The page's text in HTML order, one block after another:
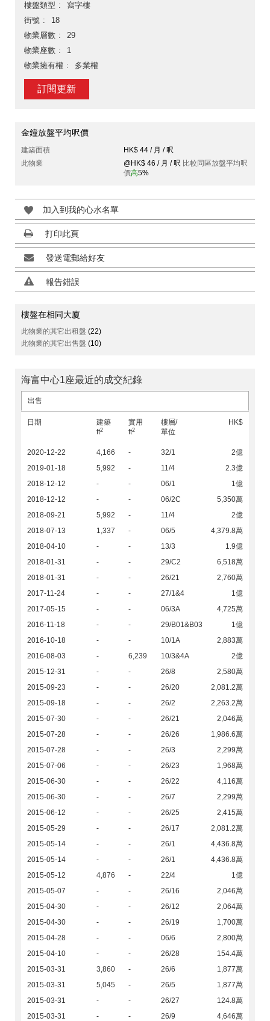
樓盤類型
寫字樓
街號
18
物業層數
29
物業座數
1
物業擁有權
多業權
訂閱更新
金鐘放盤平均呎價
建築面積
HK$ 44 / 月 / 呎
此物業
@HK$ 46 / 月 / 呎 比較同區放盤平均呎
價高5%
加入到我的心水名單
打印此頁
發送電郵給好友
報告錯誤
樓盤在相同大廈
此物業的其它出租盤 (22)
此物業的其它出售盤 (10)
海富中心1座最近的成交紀錄
出售
日期
建築
ft2
實用
ft2
樓層/
單位
HK$
2020-12-22 4,166 - 32/1
2億
2019-01-18
5,992 - 11/4
2.3億
2018-12-12
- - 06/1
1億
2018-12-12
- - 06/2C
5,350萬
2018-09-21
5,992 - 11/4
2億
2018-07-13
1,337 - 06/5
4,379.8萬
2018-04-10
- - 13/3
1.9億
2018-01-31
- - 29/C2
6,518萬
2018-01-31
- - 26/21
2,760萬
2017-11-24
- - 27/1&4
1億
2017-05-15
- - 06/3A
4,725萬
2016-11-18
- - 29/B01&B03
1億
2016-10-18
- - 10/1A
2,883萬
2016-08-03
- 6,239 10/3&4A
2億
2015-12-31
- - 26/8
2,580萬
2015-09-23
- - 26/20
2,081.2萬
2015-09-18
- - 26/2
2,263.2萬
2015-07-30
- - 26/21
2,046萬
2015-07-28
- - 26/26
1,986.6萬
2015-07-28
- - 26/3
2,299萬
2015-07-06
- - 26/23
1,968萬
2015-06-30
- - 26/22
4,116萬
2015-06-30
- - 26/7
2,299萬
2015-06-12
- - 26/25
2,415萬
2015-05-29
- - 26/17
2,081.2萬
2015-05-14
- - 26/1
4,436.8萬
2015-05-14
- - 26/1
4,436.8萬
2015-05-12
4,876 - 22/4
1億
2015-05-07
- - 26/16
2,046萬
2015-04-30
- - 26/12
2,064萬
2015-04-30
- - 26/19
1,700萬
2015-04-28
- - 06/6
2,800萬
2015-04-10
- - 26/28
154.4萬
2015-03-31
3,860 - 26/6
1,877萬
2015-03-31
5,045 - 26/5
1,877萬
2015-03-31
- - 26/27
124.8萬
2015-03-31
- - 26/9 4,646萬